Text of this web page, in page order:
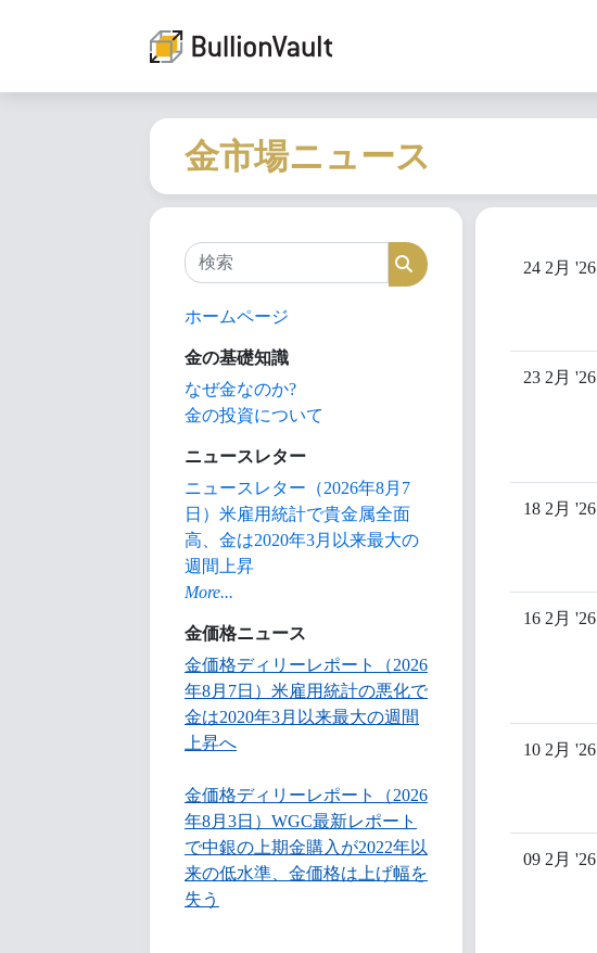
金市場ニュース
検索 検索
ホームページ
金の基礎知識
なぜ金なのか?
金の投資について
ニュースレター
ニュースレター（2026年8月7
日）米雇用統計で貴金属全面
高、金は2020年3月以来最大の
週間上昇
More...
金価格ニュース
金価格ディリーレポート（2026
年8月7日）米雇用統計の悪化で
金は2020年3月以来最大の週間
上昇へ
金価格ディリーレポート（2026
年8月3日）WGC最新レポート
で中銀の上期金購入が2022年以
来の低水準、金価格は上げ幅を
失う
24 2月 '26
23 2月 '26
18 2月 '26
16 2月 '26
10 2月 '26
09 2月 '26